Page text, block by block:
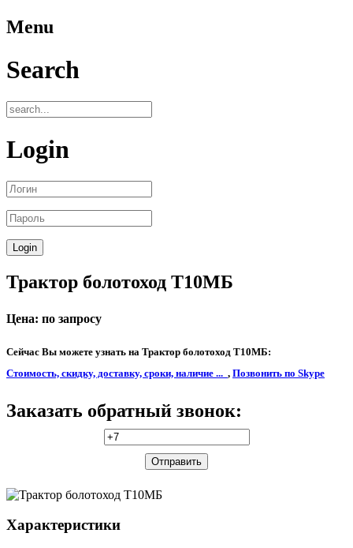
Menu
Search
Login
Трактор болотоход Т10МБ
Цена: по запросу
Сейчас Вы можете узнать на Трактор болотоход Т10МБ:
Стоимость, скидку, доставку, сроки, наличие ... , Позвонить по Skype
Заказать обратный звонок:
Характеристики